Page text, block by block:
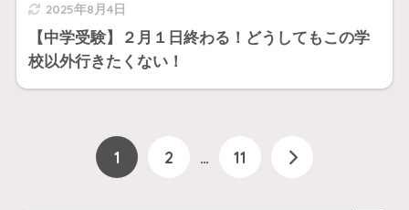
2025年8月4日
【中学受験】２月１日終わる！どうしてもこの学
校以外行きたくない！
1 2 … 11